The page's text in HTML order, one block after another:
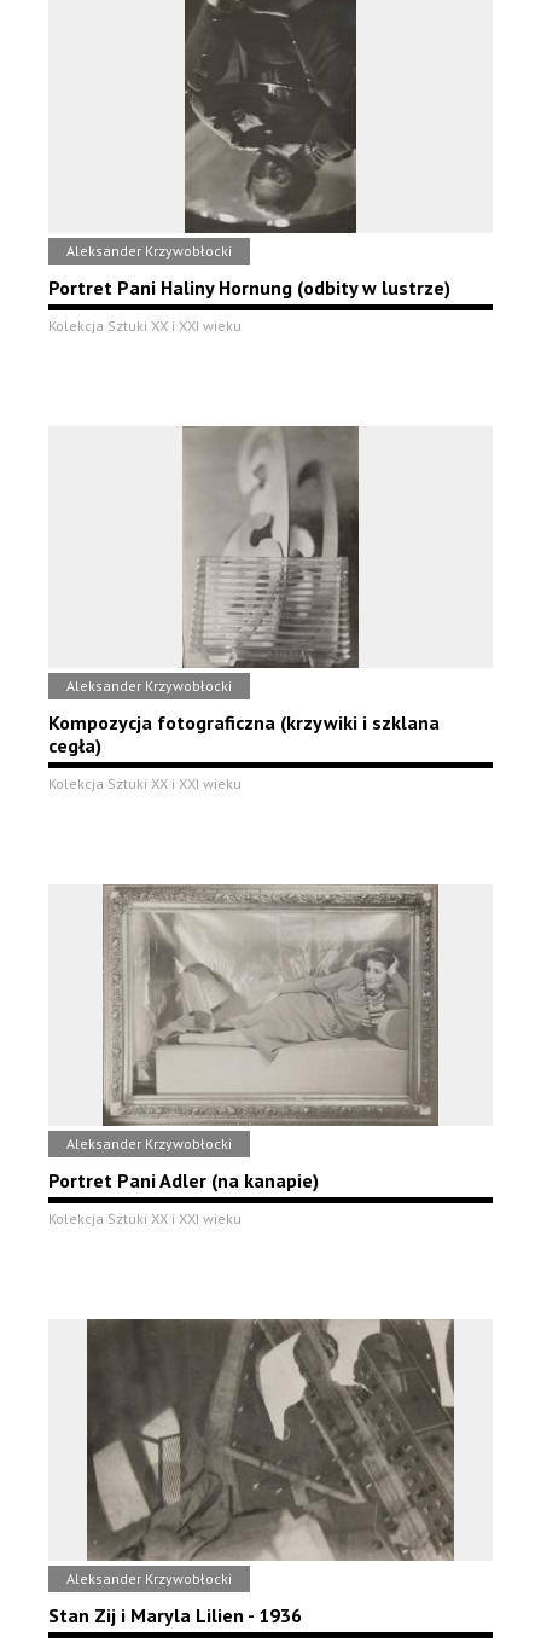
Aleksander Krzywobłocki
Portret Pani Haliny Hornung (odbity w lustrze)
Kolekcja Sztuki XX i XXI wieku
Aleksander Krzywobłocki
Kompozycja fotograficzna (krzywiki i szklana
cegła)
Kolekcja Sztuki XX i XXI wieku
Aleksander Krzywobłocki
Portret Pani Adler (na kanapie)
Kolekcja Sztuki XX i XXI wieku
Aleksander Krzywobłocki
Stan Zij i Maryla Lilien - 1936